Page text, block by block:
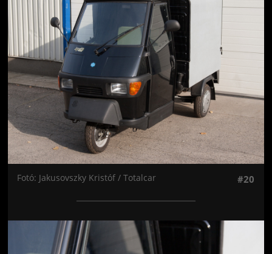
Fotó: Jakusovszky Kristóf / Totalcar #20
Jön még kép!